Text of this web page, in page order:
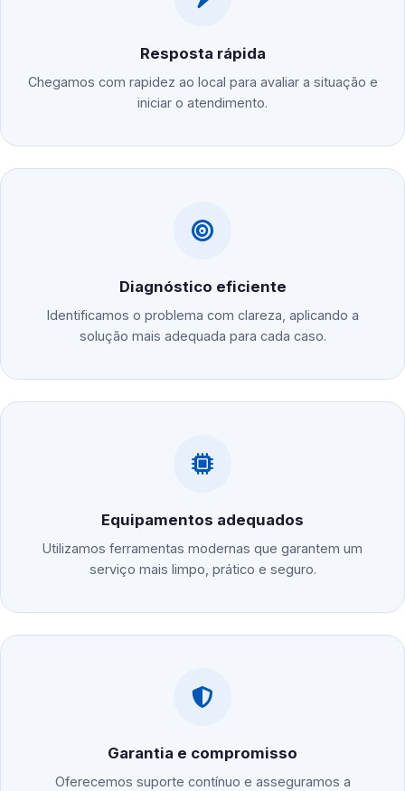
Resposta rápida
Chegamos com rapidez ao local para avaliar a situação e
iniciar o atendimento.
Diagnóstico eficiente
Identificamos o problema com clareza, aplicando a
solução mais adequada para cada caso.
Equipamentos adequados
Utilizamos ferramentas modernas que garantem um
serviço mais limpo, prático e seguro.
Garantia e compromisso
Oferecemos suporte contínuo e asseguramos a